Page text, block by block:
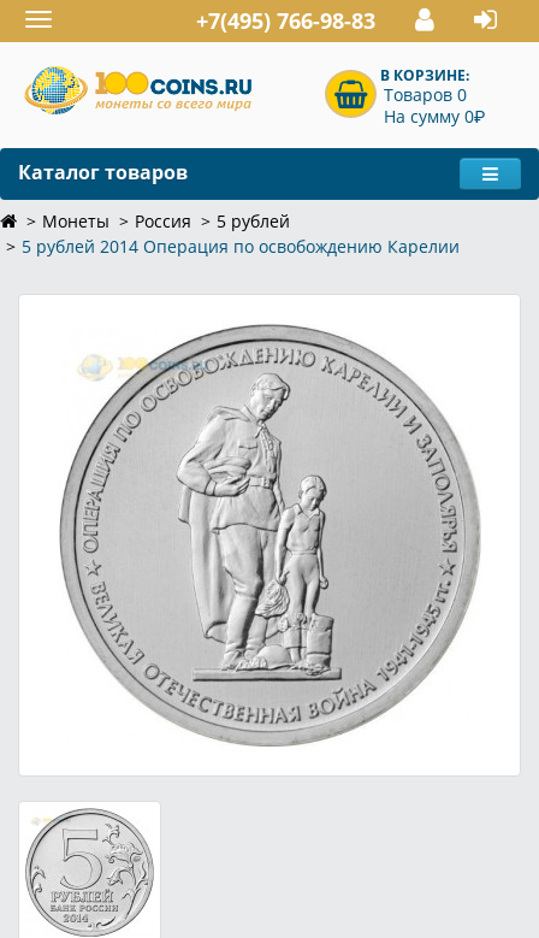
Toggle
navigation
+7(495) 766-98-83
В КОРЗИНЕ:
Товаров 0
На сумму 0P
Каталог товаров
Монеты Россия
5 рублей
5 рублей 2014 Операция по освобождению Карелии